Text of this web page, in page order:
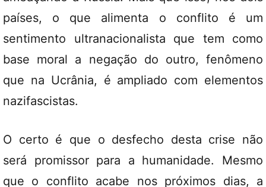
países, o que alimenta o conflito é um
sentimento ultranacionalista que tem como
base moral a negação do outro, fenômeno
que na Ucrânia, é ampliado com elementos
nazifascistas.
O certo é que o desfecho desta crise não
será promissor para a humanidade. Mesmo
que o conflito acabe nos próximos dias, a